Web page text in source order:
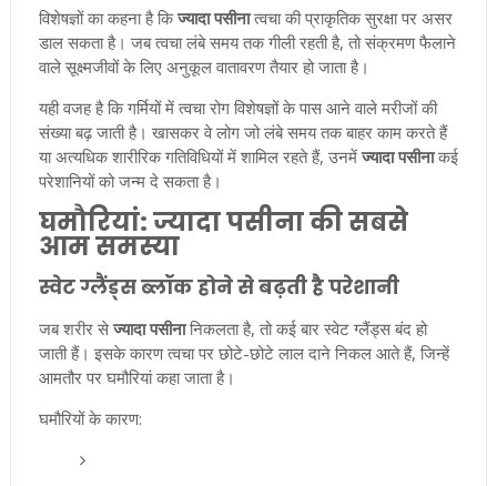
विशेषज्ञों का कहना है किज्यादा पसीनात्वचा की प्राकृतिक सुरक्षा पर असर
डाल सकता है। जब त्वचा लंबे समय तक गीली रहती है, तो संक्रमण फैलाने
वाले सूक्ष्मजीवों के लिए अनुकूल वातावरण तैयार हो जाता है।
यही वजह है कि गर्मियों में त्वचा रोग विशेषज्ञों के पास आने वाले मरीजों की
संख्या बढ़ जाती है। खासकर वे लोग जो लंबे समय तक बाहर काम करते हैं
या अत्यधिक शारीरिक गतिविधियों में शामिल रहते हैं, उनमें ज्यादा पसीनाकई
परेशानियों को जन्म दे सकता है।
घमौरियां: ज्यादा पसीना की सबसे
आम समस्या
स्वेट ग्लैंड्स ब्लॉक होने से बढ़ती है परेशानी
जब शरीर से ज्यादा पसीनानिकलता है, तो कई बार स्वेट ग्लैंड्स बंद हो
जाती हैं। इसके कारण त्वचा पर छोटे-छोटे लाल दाने निकल आते हैं, जिन्हें
आमतौर पर घमौरियां कहा जाता है।
घमौरियों के कारण: